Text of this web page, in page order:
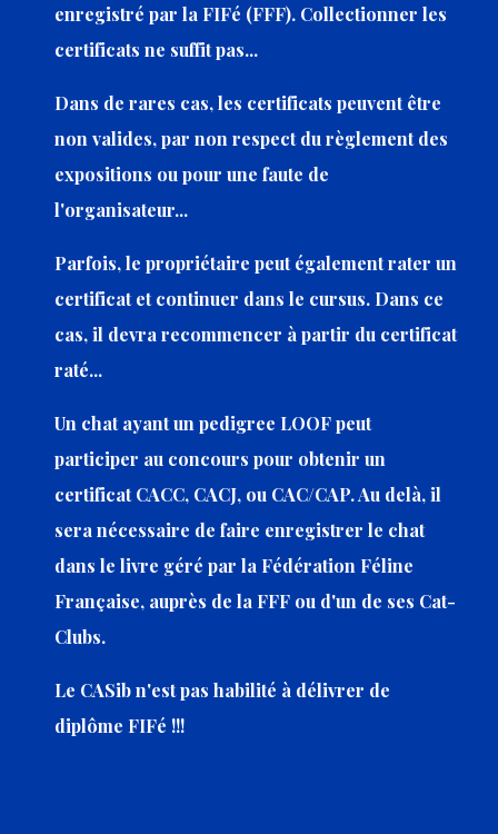
enregistré par la FIFé (FFF). Collectionner les
certificats ne suffit pas...
Dans de rares cas, les certificats peuvent être
non valides, par non respect du règlement des
expositions ou pour une faute de
l'organisateur...
Parfois, le propriétaire peut également rater un
certificat et continuer dans le cursus. Dans ce
cas, il devra recommencer à partir du certificat
raté...
Un chat ayant un pedigree LOOF peut
participer au concours pour obtenir un
certificat CACC, CACJ, ou CAC/CAP. Au delà, il
sera nécessaire de faire enregistrer le chat
dans le livre géré par la Fédération Féline
Française, auprès de la FFF ou d'un de ses Cat-
Clubs.
Le CASib n'est pas habilité à délivrer de
diplôme FIFé !!!